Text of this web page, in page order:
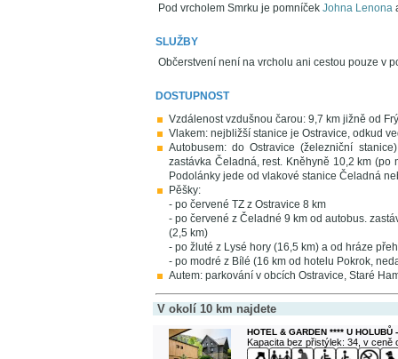
Pod vrcholem Smrku je pomníček Johna Lenona
SLUŽBY
Občerstvení není na vrcholu ani cestou pouze v
DOSTUPNOST
Vzdálenost vzdušnou čarou: 9,7 km jižně od
Vlakem: nejbližší stanice je Ostravice, odkud
Autobusem: do Ostravice (železniční
zastávka Čeladná, rest. Kněhyně 10,2 km
Podolánky jede od vlakové stanice Čeladná
Pěšky:
- po červené TZ z Ostravice 8 km
- po červené z Čeladné 9 km od autobus.
(2,5 km)
- po žluté z Lysé hory (16,5 km) a od hráze
- po modré z Bílé (16 km od hotelu Pokrok,
Autem: parkování v obcích Ostravice, Staré
V okolí 10 km najdete
HOTEL & GARDEN **** U HOLUBŮ
Kapacita bez přistýlek: 34, v ceně